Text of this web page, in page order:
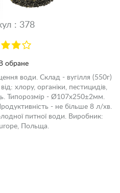
: 378
В обране
води. Склад - вугілля (550г)
хлору, органіки, пестицидів,
Типорозмір - Ø107x250±2мм.
- не більше 8 л/хв.
питної води. Виробник:
Польща.